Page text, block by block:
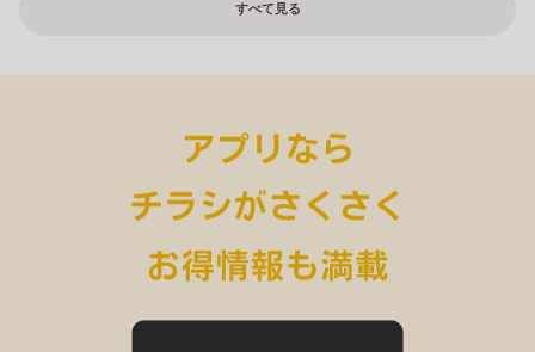
すべて見る